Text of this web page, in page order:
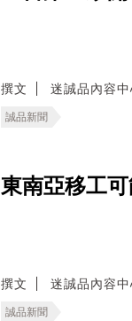
撰文 迷誠品內容中
誠品新聞
東南亞移工
撰文 迷誠品內容中
誠品新聞